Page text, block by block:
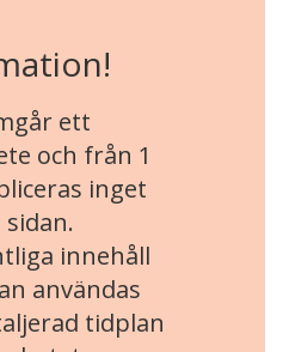
ett
och från 1
inget
innehåll
användas
tidplan